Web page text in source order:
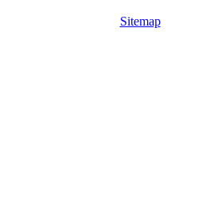
Sitemap